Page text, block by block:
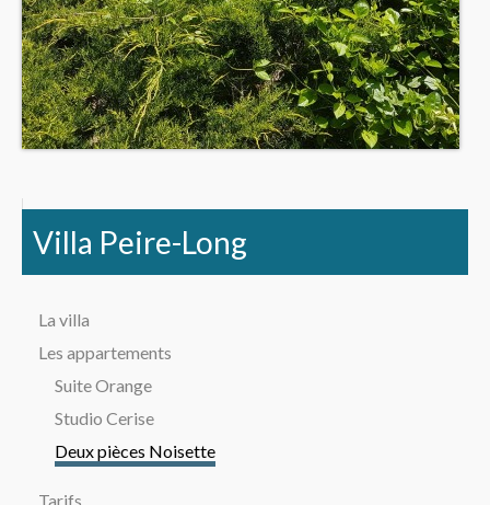
Villa Peire-Long
La villa
Les appartements
Suite Orange
Studio Cerise
Deux pièces Noisette
Tarifs